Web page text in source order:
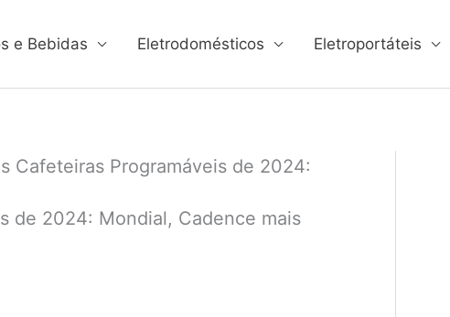
e Bebidas Eletrodomésticos Eletroportáteis
Cafeteiras Programáveis de 2024:
de 2024: Mondial, Cadence mais